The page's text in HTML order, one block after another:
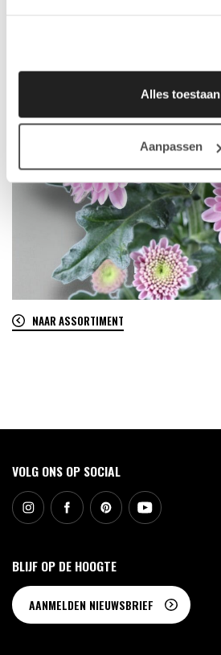
Alles toestaan
Aanpassen
NAAR ASSORTIMENT
VOLG ONS OP SOCIAL
BLIJF OP DE HOOGTE
AANMELDEN NIEUWSBRIEF